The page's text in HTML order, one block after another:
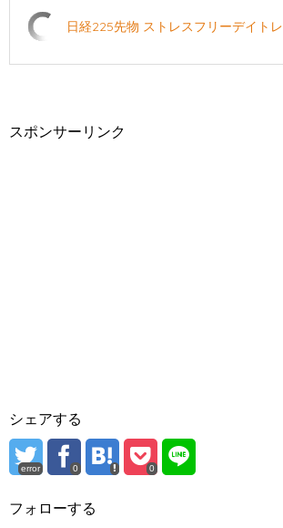
日経225先物 ストレスフリーデイト
スポンサーリンク
シェアする
error 0 0
フォローする